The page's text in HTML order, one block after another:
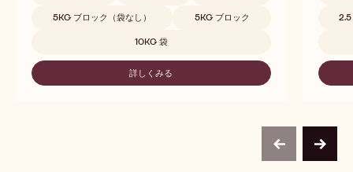
5KG ブロック（袋なし） 5KG ブロック
10KG 袋
詳しくみる
-
2.5
previousnext